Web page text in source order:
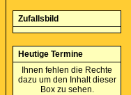
Zufallsbild
Heutige Termine
Ihnen fehlen die Rechte
dazu um den Inhalt dieser
Box zu sehen.